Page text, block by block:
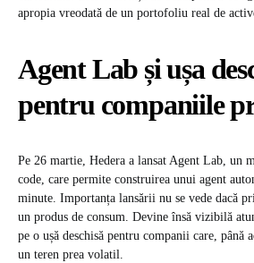
apropia vreodată de un portofoliu real de
Agent Lab și ușa
pentru companiile
Pe 26 martie, Hedera a lansat Agent Lab, un
code, care permite construirea unui agent
minute. Importanța lansării nu se vede dacă
un produs de consum. Devine însă vizibilă
pe o ușă deschisă pentru companii care, până
un teren prea volatil.